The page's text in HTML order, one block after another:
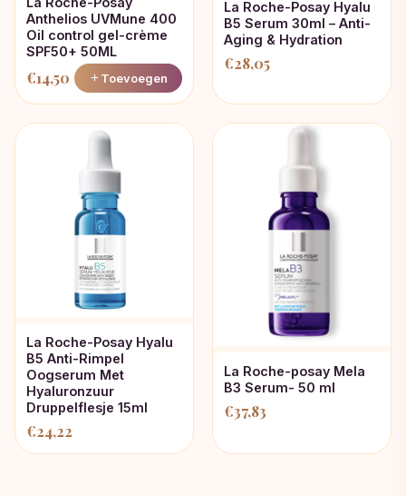
Anthelios UVMune 400
Oil control gel-crème
SPF50+ 50ML
€14,50 Toevoegen
La Roche-Posay Hyalu
B5 Serum 30ml – Anti-
Aging & Hydration
€28,05
La Roche-Posay Hyalu
B5 Anti-Rimpel
Oogserum Met
Hyaluronzuur
Druppelflesje 15ml
€24,22
La Roche-posay Mela
B3 Serum- 50 ml
€37,83